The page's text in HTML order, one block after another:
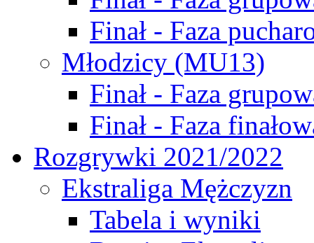
Finał - Faza
Młodzicy (MU13)
Finał - Faza
Finał - Faza
Rozgrywki 2021/2022
Ekstraliga Mężczyzn
Tabela i wyniki